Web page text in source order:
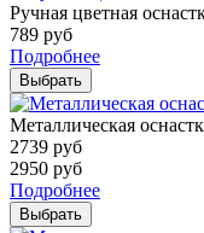
Ручная цветная
789 руб
Подробнее
Выбрать
Металлическая
2739 руб
2950 руб
Подробнее
Выбрать